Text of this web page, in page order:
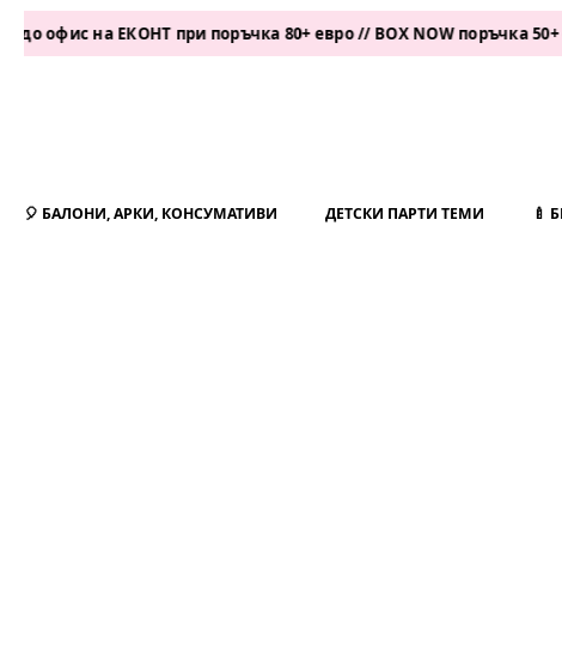
на ЕКОНТ при поръчка 80+ евро // BOX NOW поръчка 50+ евро
🎈 БАЛОНИ, АРКИ, КОНСУМАТИВИ ДЕТСКИ ПАРТИ ТЕМИ 🍼